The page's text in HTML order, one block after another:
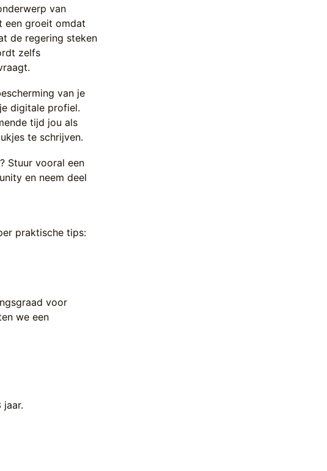
van
een groeit omdat
de regering steken
zelfs
van je
digitale profiel.
tijd jou als
te schrijven.
Stuur vooral een
en neem deel
praktische tips:
voor
we een